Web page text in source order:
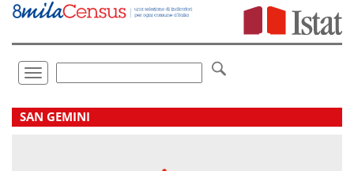
Vai
direttamente
Toggle
navigation
.
SAN GEMINI